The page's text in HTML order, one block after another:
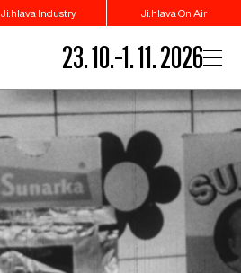
Ji.hlava Industry Ji.hlava On Air
23. 10.–1. 11. 2026